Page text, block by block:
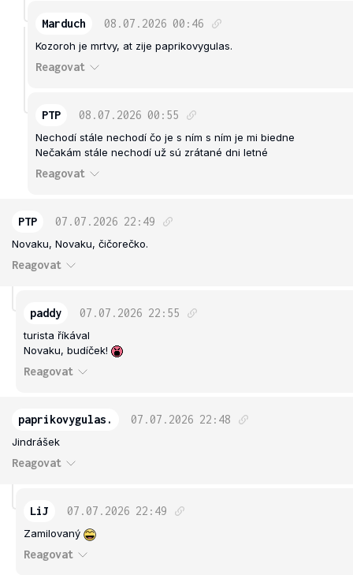
Marduch 08.07.2026 00:46
Kozoroh je mrtvy, at zije paprikovygulas.
Reagovat
PTP 08.07.2026 00:55
Nechodí stále nechodí čo je s ním s ním je mi biedne
Nečakám stále nechodí už sú zrátané dni letné
Reagovat
PTP 07.07.2026 22:49
Novaku, Novaku, čičorečko.
Reagovat
paddy 07.07.2026 22:55
turista říkával
Novaku, budíček!
Reagovat
paprikovygulas. 07.07.2026 22:48
Jindrášek
Reagovat
LiJ 07.07.2026 22:49
Zamilovaný
Reagovat